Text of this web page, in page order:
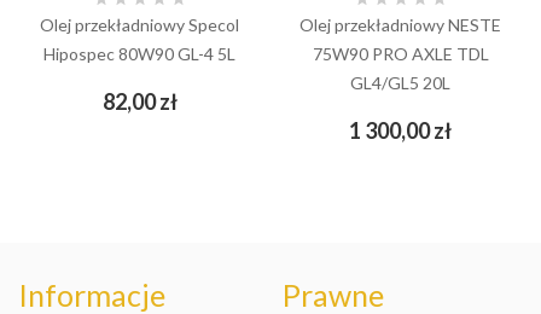
Olej przekładniowy Specol
Hipospec 80W90 GL-4 5L
82,00 złCena
Olej przekładniowy NESTE
75W90 PRO AXLE TDL
GL4/GL5 20L
1 300,00 złCena
Informacje Prawne